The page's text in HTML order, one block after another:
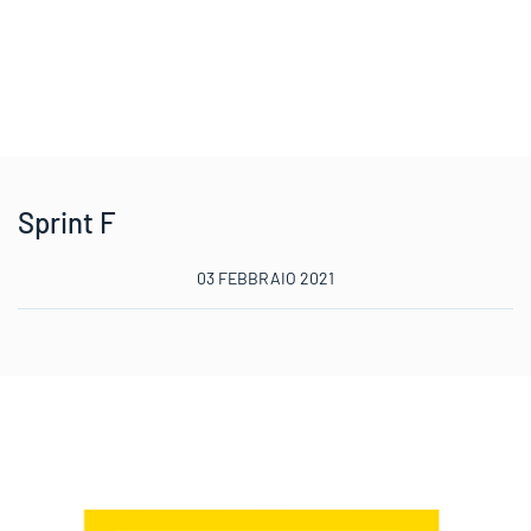
Sprint F
03 FEBBRAIO 2021